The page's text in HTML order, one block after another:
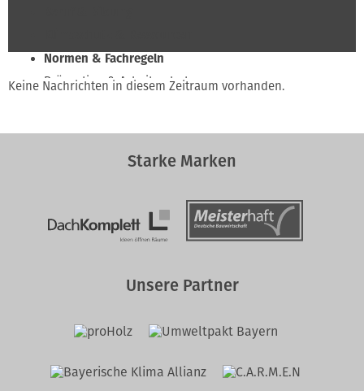
Normen & Fachregeln
Prävention & Arbeitsschutz
Verband & Innungen
Keine Nachrichten in diesem Zeitraum vorhanden.
Starke Marken
Unsere Partner